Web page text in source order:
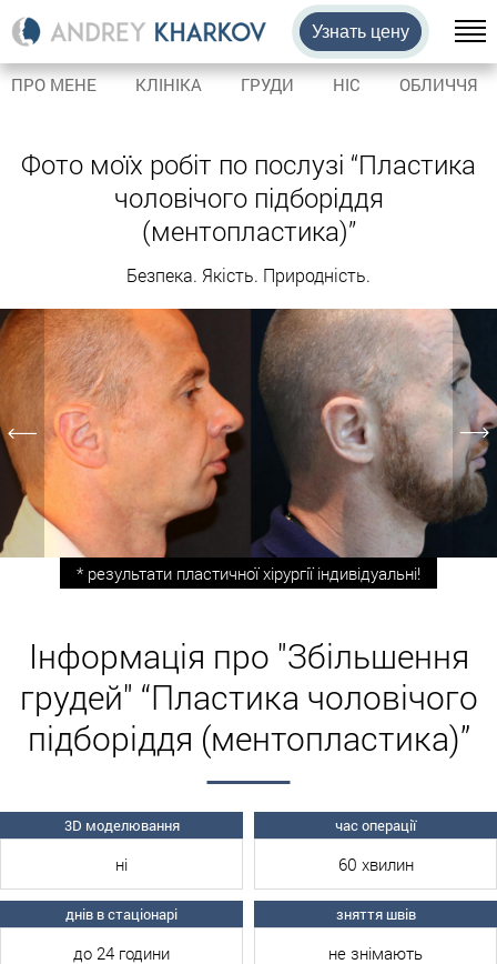
Узнать цену
ПРО МЕНЕ КЛІНІКА ГРУДИ НІС ОБЛИЧЧЯ
Фото моїх робіт по послузі “Пластика
чоловічого підборіддя
(ментопластика)”
Безпека. Якість. Природність.
* результати пластичної хірургії індивідуальні!
Інформація про "Збільшення
грудей" “Пластика чоловічого
підборіддя (ментопластика)”
3D моделювання
ні
час операції
60 хвилин
днів в стаціонарі
до 24 години
зняття швів
не знімають